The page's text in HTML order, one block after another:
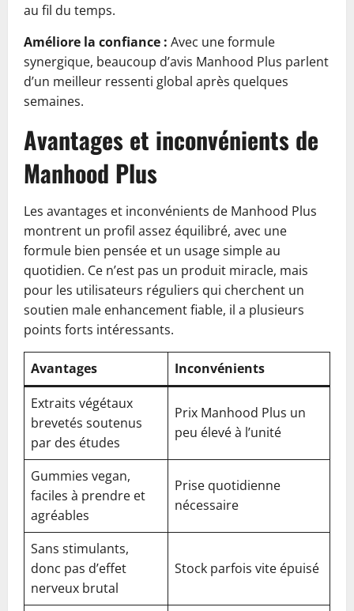
au fil du temps.
Améliore la confiance : Avec une formule
synergique, beaucoup d’avis Manhood Plus parlent
d’un meilleur ressenti global après quelques
semaines.
Avantages et inconvénients de
Manhood Plus
Les avantages et inconvénients de Manhood Plus
montrent un profil assez équilibré, avec une
formule bien pensée et un usage simple au
quotidien. Ce n’est pas un produit miracle, mais
pour les utilisateurs réguliers qui cherchent un
soutien male enhancement fiable, il a plusieurs
points forts intéressants.
Avantages
Inconvénients
Extraits végétaux
brevetés soutenus
par des études
Prix Manhood Plus un
peu élevé à l’unité
Gummies vegan,
faciles à prendre et
agréables
Prise quotidienne
nécessaire
Sans stimulants,
donc pas d’effet
nerveux brutal
Stock parfois vite épuisé